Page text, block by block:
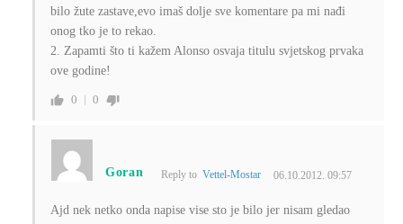
bilo žute zastave,evo imaš dolje sve komentare pa mi nađi
onog tko je to rekao.
2. Zapamti što ti kažem Alonso osvaja titulu svjetskog prvaka
ove godine!
0 0
Goran Reply toVettel-Mostar 06.10.2012. 09:57
Ajd nek netko onda napise vise sto je bilo jer nisam gledao